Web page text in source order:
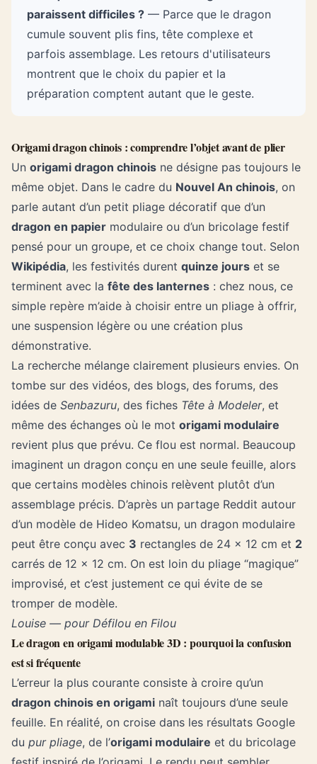
paraissent difficiles ? — Parce que le dragon
cumule souvent plis fins, tête complexe et
parfois assemblage. Les retours d'utilisateurs
montrent que le choix du papier et la
préparation comptent autant que le geste.
Origami dragon chinois : comprendre l’objet avant de plier
Un origami dragon chinois ne désigne pas toujours le
même objet. Dans le cadre du Nouvel An chinois, on
parle autant d’un petit pliage décoratif que d’un
dragon en papier modulaire ou d’un bricolage festif
pensé pour un groupe, et ce choix change tout. Selon
Wikipédia, les festivités durent quinze jours et se
terminent avec la fête des lanternes : chez nous, ce
simple repère m’aide à choisir entre un pliage à offrir,
une suspension légère ou une création plus
démonstrative.
La recherche mélange clairement plusieurs envies. On
tombe sur des vidéos, des blogs, des forums, des
idées de Senbazuru, des fiches Tête à Modeler, et
même des échanges où le mot origami modulaire
revient plus que prévu. Ce flou est normal. Beaucoup
imaginent un dragon conçu en une seule feuille, alors
que certains modèles chinois relèvent plutôt d’un
assemblage précis. D’après un partage Reddit autour
d’un modèle de Hideo Komatsu, un dragon modulaire
peut être conçu avec 3 rectangles de 24 × 12 cm et 2
carrés de 12 × 12 cm. On est loin du pliage “magique”
improvisé, et c’est justement ce qui évite de se
tromper de modèle.
Louise — pour Défilou en Filou
Le dragon en origami modulable 3D : pourquoi la confusion
est si fréquente
L’erreur la plus courante consiste à croire qu’un
dragon chinois en origami naît toujours d’une seule
feuille. En réalité, on croise dans les résultats Google
du pur pliage, de l’origami modulaire et du bricolage